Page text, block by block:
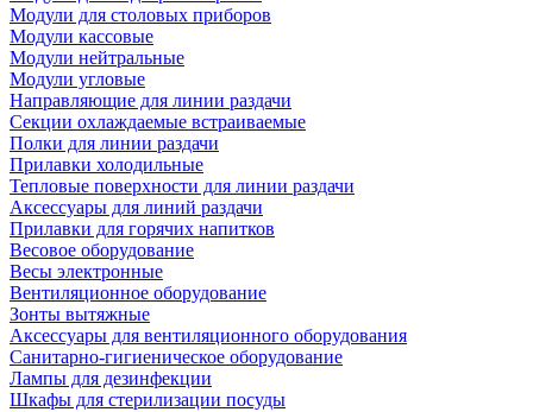
Модули для столовых приборов
Модули кассовые
Модули нейтральные
Модули угловые
Направляющие для линии раздачи
Секции охлаждаемые встраиваемые
Полки для линии раздачи
Прилавки холодильные
Тепловые поверхности для линии раздачи
Аксессуары для линий раздачи
Прилавки для горячих напитков
Весовое оборудование
Весы электронные
Вентиляционное оборудование
Зонты вытяжные
Аксессуары для вентиляционного оборудования
Санитарно-гигиеническое оборудование
Лампы для дезинфекции
Шкафы для стерилизации посуды